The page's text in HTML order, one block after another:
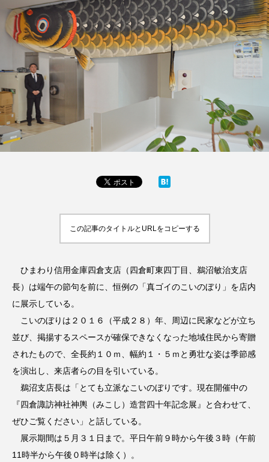
この記事のタイトルとURLをコピーする
ひまわり信用金庫四倉支店（四倉町東四丁目、鵜沼敏治支店
長）は端午の節句を前に、恒例の「真ゴイのこいのぼり」を店内
に展示している。
こいのぼりは２０１６（平成２８）年、周辺に民家などが立ち
並び、掲揚するスペースが確保できなくなった地域住民から寄贈
されたもので、全長約１０ｍ、幅約１・５ｍと勇壮な姿は季節感
を演出し、来店者らの目を引いている。
鵜沼支店長は「とても立派なこいのぼりです。現在開催中の
『四倉諏訪神社神輿（みこし）造営四十年記念展』と合わせて、
ぜひご覧ください」と話している。
展示期間は５月３１日まで。平日午前９時から午後３時（午前
11時半から午後０時半は除く）。